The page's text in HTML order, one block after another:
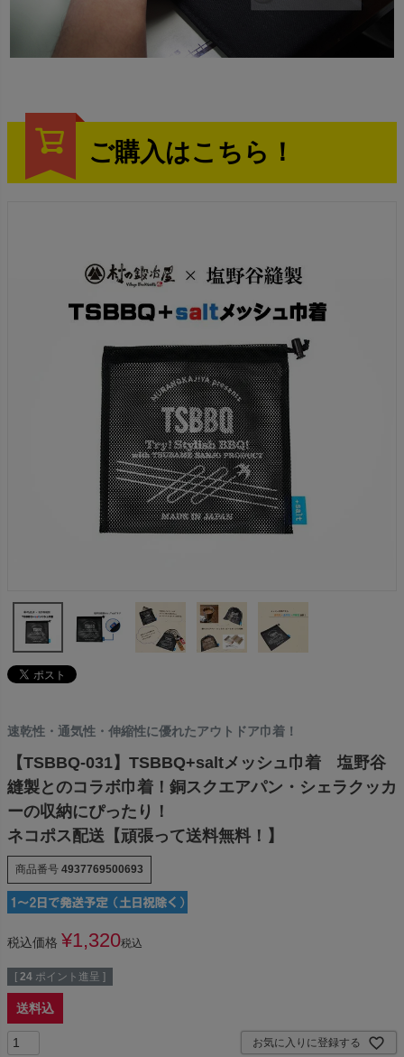
ご購入はこちら！
速乾性・通気性・伸縮性に優れたアウトドア巾着！
【TSBBQ-031】TSBBQ+saltメッシュ巾着 塩野谷
縫製とのコラボ巾着！銅スクエアパン・シェラクッカ
ーの収納にぴったり！
ネコポス配送【頑張って送料無料！】
商品番号 4937769500693
税込価格 ¥1,320税込
[ 24 ポイント進呈 ]
送料込
お気に入りに登録する